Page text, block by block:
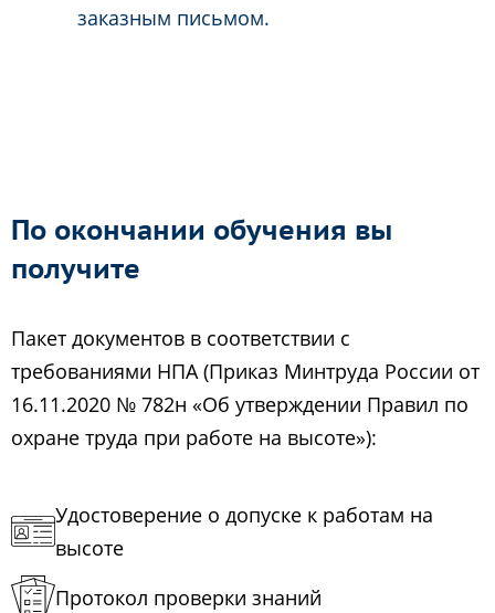
заказным письмом.
По окончании обучения вы
получите
Пакет документов в соответствии с
требованиями НПА (Приказ Минтруда России от
16.11.2020 № 782н «Об утверждении Правил по
охране труда при работе на высоте»):
Удостоверение о допуске к работам на
высоте
Протокол проверки знаний